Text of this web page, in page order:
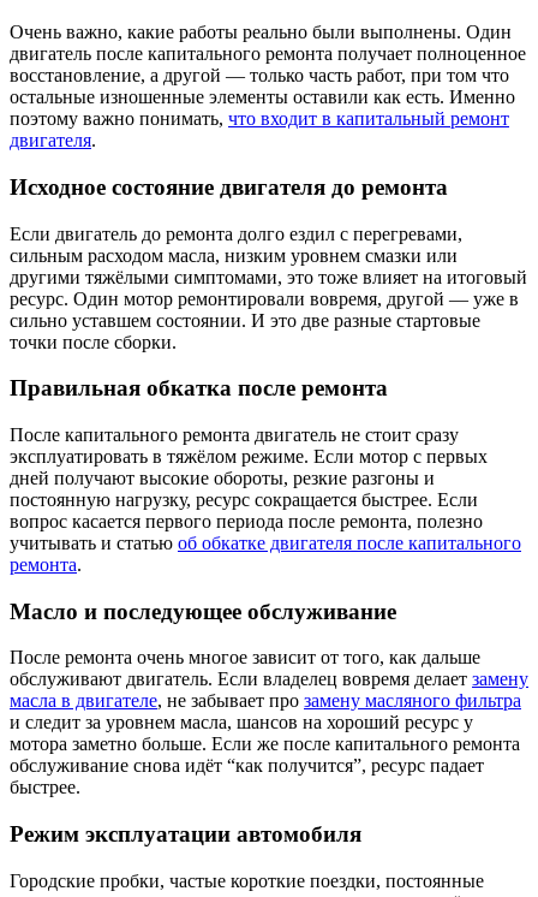
Очень важно, какие работы реально были выполнены. Один
двигатель после капитального ремонта получает полноценное
восстановление, а другой — только часть работ, при том что
остальные изношенные элементы оставили как есть. Именно
поэтому важно понимать, что входит в капитальный ремонт
двигателя.
Исходное состояние двигателя до ремонта
Если двигатель до ремонта долго ездил с перегревами,
сильным расходом масла, низким уровнем смазки или
другими тяжёлыми симптомами, это тоже влияет на итоговый
ресурс. Один мотор ремонтировали вовремя, другой — уже в
сильно уставшем состоянии. И это две разные стартовые
точки после сборки.
Правильная обкатка после ремонта
После капитального ремонта двигатель не стоит сразу
эксплуатировать в тяжёлом режиме. Если мотор с первых
дней получают высокие обороты, резкие разгоны и
постоянную нагрузку, ресурс сокращается быстрее. Если
вопрос касается первого периода после ремонта, полезно
учитывать и статью об обкатке двигателя после капитального
ремонта.
Масло и последующее обслуживание
После ремонта очень многое зависит от того, как дальше
обслуживают двигатель. Если владелец вовремя делает замену
масла в двигателе, не забывает про замену масляного фильтра
и следит за уровнем масла, шансов на хороший ресурс у
мотора заметно больше. Если же после капитального ремонта
обслуживание снова идёт “как получится”, ресурс падает
быстрее.
Режим эксплуатации автомобиля
Городские пробки, частые короткие поездки, постоянные